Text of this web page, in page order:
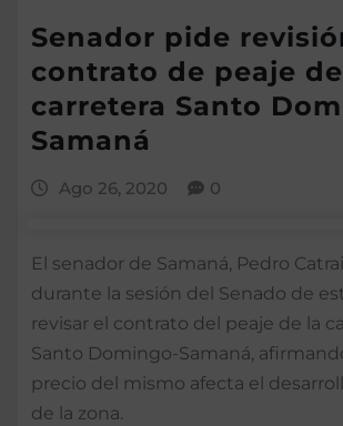
Senador pide
contrato de peaje de
carretera Santo
Samaná
Ago 26, 2020 0
El senador de Samaná, Pedro
durante la sesión del Senado de
revisar el contrato del peaje de la
Santo Domingo-Samaná,
precio del mismo afecta el
de la zona.